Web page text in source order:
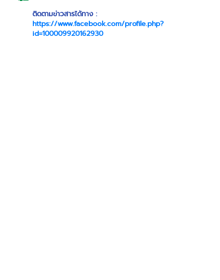
ติดตามข่าวสารได้ทาง :
https://www.facebook.com/profile.php?
id=100009920162930